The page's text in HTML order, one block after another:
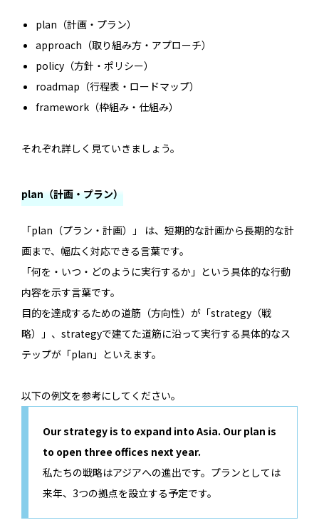
plan（計画・プラン）
approach（取り組み方・アプローチ）
policy（方針・ポリシー）
roadmap（行程表・ロードマップ）
framework（枠組み・仕組み）
それぞれ詳しく見ていきましょう。
plan（計画・プラン）
「plan（プラン・計画）」 は、短期的な計画から長期的な計
画まで、幅広く対応できる言葉です。
「何を・いつ・どのように実行するか」という具体的な行動
内容を示す言葉です。
目的を達成するための道筋（方向性）が「strategy（戦
略）」、strategyで建てた道筋に沿って実行する具体的なス
テップが「plan」といえます。
以下の例文を参考にしてください。
Our strategy is to expand into Asia. Our plan is
to open three offices next year.
私たちの戦略はアジアへの進出です。プランとしては
来年、3つの拠点を設立する予定です。